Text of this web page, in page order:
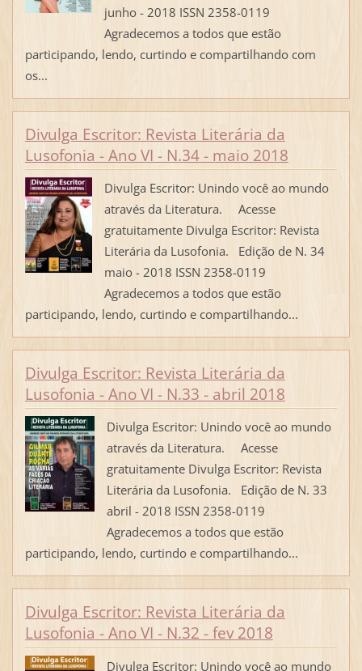
junho - 2018 ISSN 2358-0119
Agradecemos a todos que estão
participando, lendo, curtindo e compartilhando com
os...
Divulga Escritor: Revista Literária da
Lusofonia - Ano VI - N.34 - maio 2018
Divulga Escritor: Unindo você ao mundo
através da Literatura. Acesse
gratuitamente Divulga Escritor: Revista
Literária da Lusofonia. Edição de N. 34
maio - 2018 ISSN 2358-0119
Agradecemos a todos que estão
participando, lendo, curtindo e compartilhando...
Divulga Escritor: Revista Literária da
Lusofonia - Ano VI - N.33 - abril 2018
Divulga Escritor: Unindo você ao mundo
através da Literatura. Acesse
gratuitamente Divulga Escritor: Revista
Literária da Lusofonia. Edição de N. 33
abril - 2018 ISSN 2358-0119
Agradecemos a todos que estão
participando, lendo, curtindo e compartilhando...
Divulga Escritor: Revista Literária da
Lusofonia - Ano VI - N.32 - fev 2018
Divulga Escritor: Unindo você ao mundo